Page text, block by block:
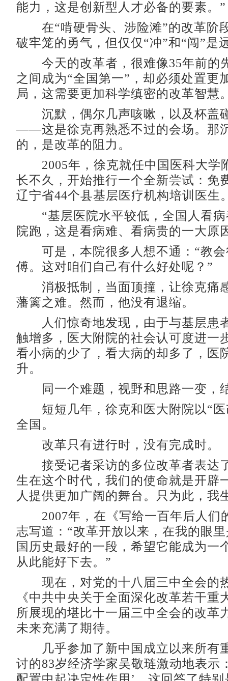
能力，这是创新型人才必备的要素。”
在“啃硬骨头、涉险滩”的改革阶
破牢笼的勇气，但仅仅“冲”和“闯”是
今天的改革者，很难像35年前的
之间成为“全国第一”，却必须处置更
局，这需要更加科学缜密的改革智慧
沉默，偶尔几声咳嗽，以及杯盖
——这是徐克再熟悉不过的会场。那
的，是改革的阻力。
2005年，徐克就任中国医科大学
长不久，开始推行一个全新尝试：免
辽宁省44个县基层医疗机构培训医生
“基层医院水平较低，全国人看病
院跑，这是看病难、看病贵的一大原
可是，本院很多人想不通：“教会
傅。这对咱们自己有什么好处呢？”
消极抵制，当面顶撞，让徐克痛
藩篱之难。然而，他没有退缩。
人们惊奇地发现，由于与基层患
触增多，医大附院的社会认可度进一
看小病的少了，看大病的却多了，医
升。
同一个难题，视野和思路一变，
短短几年，徐克和医大附院以“医
全国。
改革只有进行时，没有完成时。
接受记者采访的多位改革者表达
生在这个时代，我们的使命就是开辟
人提供更加广阔的舞台。只为此，我
2007年，在《写给一百年后人们
志写道：“改革开放以来，在我的眼
国历史最好的一段，希望它能成为一
从此能好下去。”
现在，对党的十八届三中全会的
《中共中央关于全面深化改革若干重
所展现的堪比十一届三中全会的改革
未来充满了期待。
几乎参加了新中国成立以来所有
讨的83岁经济学家吴敬琏激动地表示